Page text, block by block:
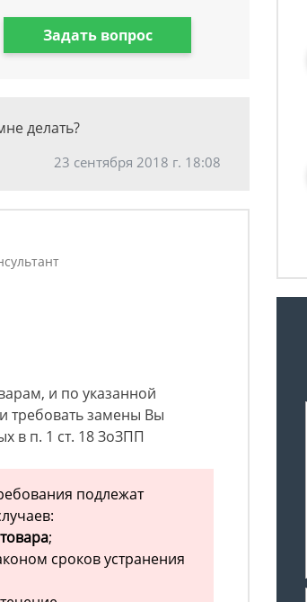
Задать вопрос
делать?
23 сентября 2018 г. 18:08
и по указанной
требовать замены Вы
в п. 1 ст. 18 ЗоЗПП
подлежат
;
сроков устранения